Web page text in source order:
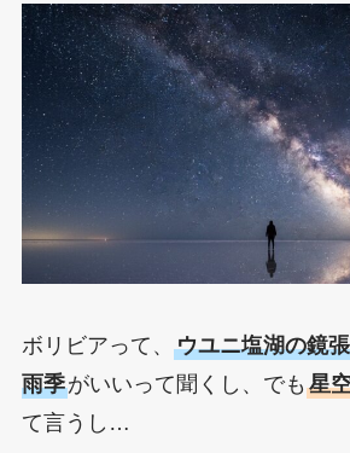
ボリビアって、 ウユニ塩湖の鏡
雨季がいいって聞くし、でも 星
て言うし…